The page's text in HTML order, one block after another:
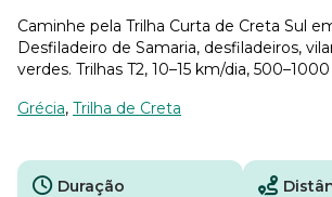
Caminhe pela Trilha Curta de Creta Sul
Desfiladeiro de Samaria, desfiladeiros,
verdes. Trilhas T2, 10–15 km/dia,
Grécia, Trilha de Creta
Duração